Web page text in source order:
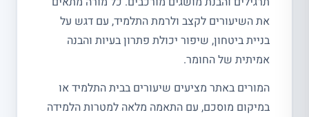
את השיעורים לקצב ולרמת התלמיד, עם דגש על
בניית ביטחון, שיפור יכולת פתרון בעיות והבנה
אמיתית של החומר.
המורים באתר מציעים שיעורים בבית התלמיד או
במיקום מוסכם, עם התאמה מלאה למטרות הלמידה